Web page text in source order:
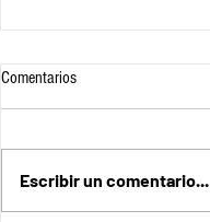
Comentarios
Escribir un comentario...